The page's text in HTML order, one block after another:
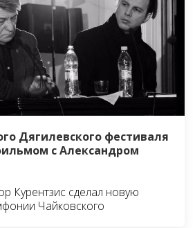
Дягилевского фестиваля
с Александром
Курентзис сделал новую
Чайковского